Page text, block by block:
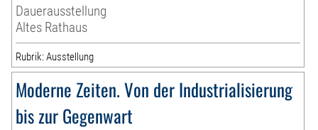
Dauerausstellung
Altes Rathaus
Rubrik: Ausstellung
Moderne Zeiten. Von der Industrialisierung
bis zur Gegenwart